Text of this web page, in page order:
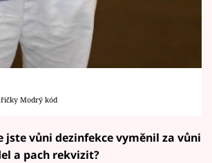
Modrý kód
jste vůni dezinfekce vyměnil za vůni
a pach rekvizit?